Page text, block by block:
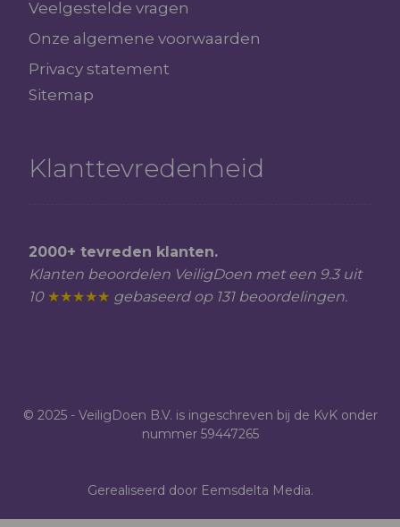
Veelgestelde vragen
Onze algemene voorwaarden
Privacy statement
Sitemap
Klanttevredenheid
2000+ tevreden klanten.
Klanten beoordelen VeiligDoen met een 9.3 uit
10 ★★★★★ gebaseerd op 131 beoordelingen.
© 2025 - VeiligDoen B.V. is ingeschreven bij de KvK onder
nummer 59447265
Gerealiseerd door Eemsdelta Media.